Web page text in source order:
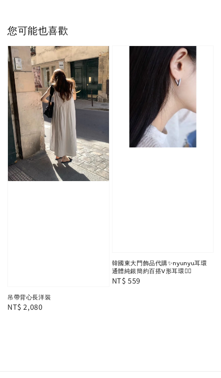
您可能也喜歡
吊帶背心長洋裝
Regular
NT$ 2,080
韓國東大門飾品代購✨nyunyu耳環
通體純銀簡約百搭V形耳環✌🏻
Regular
NT$ 559